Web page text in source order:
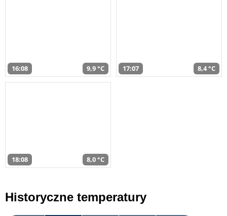
16:08 9,9 °C 17:07 8,4 °C
18:08 8,0 °C
Historyczne temperatury